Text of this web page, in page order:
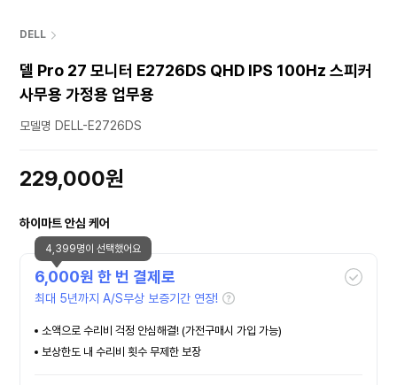
DELL
델 Pro 27 모니터 E2726DS QHD IPS 100Hz 스피커
사무용 가정용 업무용
모델명 DELL-E2726DS
229,000원
하이마트 안심 케어
6,000원 한 번 결제로
최대 5년까지 A/S무상 보증기간 연장!
소액으로 수리비 걱정 안심해결! (가전구매시 가입 가능)
보상한도 내 수리비 횟수 무제한 보장
4,399명이 선택했어요